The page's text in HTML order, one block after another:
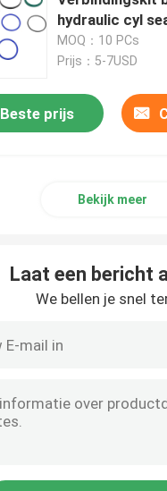
Seal Kit
Olieverbinding
hydraulic cyl
MOQ：10 PCs
Prijs：5-7USD
Beste prijs
Bekijk meer
Laat een bericht
We bellen je snel